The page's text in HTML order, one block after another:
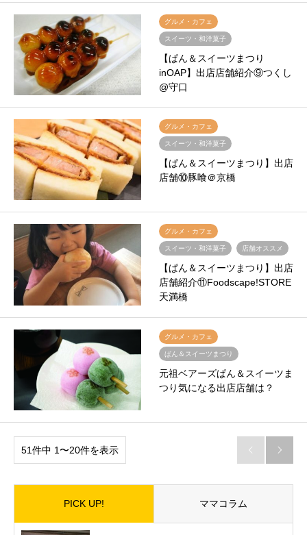
グルメ・カフェ
スイーツ・和洋菓子
【ぱん＆スイーツまつり
inOAP】出店店舗紹介⑨つくし
@守口
グルメ・カフェ
スイーツ・和洋菓子
【ぱん＆スイーツまつり】出店
店舗⑩豚喰＠京橋
グルメ・カフェ
スイーツ・和洋菓子 店舗オススメ
【ぱん＆スイーツまつり】出店
店舗紹介⑪Foodscape!STORE
天満橋
グルメ・カフェ
ぱん＆スイーツまつり
元祖ベアーズぱん＆スイーツま
つり気になる出店店舗は？
51件中 1〜20件を表示  
PICK UP! ママコラム